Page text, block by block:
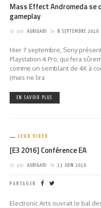
Mass Effect Andromeda se
gameplay
par AURIGABI le 8 SEPTEMBRE 2016
Hier 7 septembre, Sony
Playstation 4 Pro, qui fera
comme un semblant de 4K à
(mais ne lira
EN SAVOIR PLUS
JEUX VIDÉO
[E3 2016] Conférence EA
par AURIGABI le 13 JUIN 2016
PARTAGER
Electronic Arts ouvrait le bal